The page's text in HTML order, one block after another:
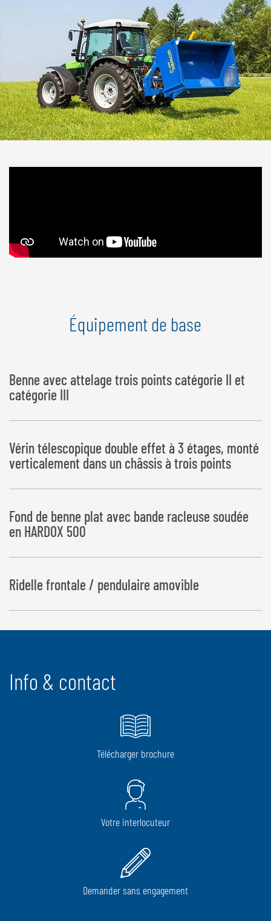
Équipement de base
Benne avec attelage trois points catégorie II et
catégorie III
Vérin télescopique double effet à 3 étages, monté
verticalement dans un châssis à trois points
Fond de benne plat avec bande racleuse soudée
en HARDOX 500
Ridelle frontale / pendulaire amovible
Info & contact
Télécharger brochure
Votre interlocuteur
Demander sans engagement